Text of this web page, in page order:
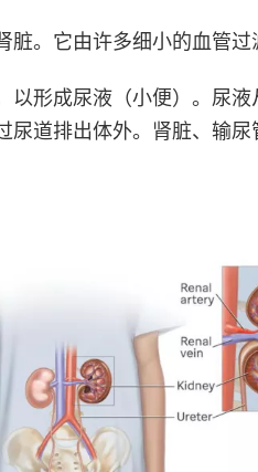
。它由许多细小的血管
以形成尿液（小便）。尿
尿道排出体外。肾脏、输